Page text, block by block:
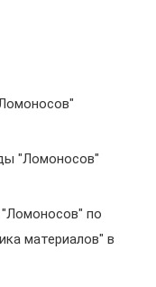
"Ломоносов"
по
материалов" в